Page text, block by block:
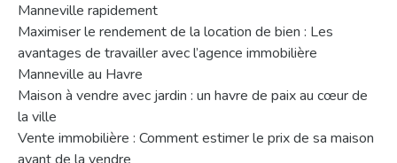
Manneville rapidement
Maximiser le rendement de la location de bien : Les
avantages de travailler avec l’agence immobilière
Manneville au Havre
Maison à vendre avec jardin : un havre de paix au cœur de
la ville
Vente immobilière : Comment estimer le prix de sa maison